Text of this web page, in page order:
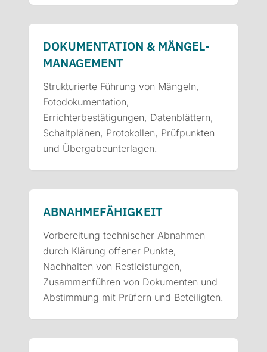
DOKUMENTATION & MÄNGEL­
MANAGEMENT
Strukturierte Führung von Mängeln,
Fotodokumentation,
Errichterbestätigungen, Datenblättern,
Schaltplänen, Protokollen, Prüfpunkten
und Übergabeunterlagen.
ABNAHME­FÄHIGKEIT
Vorbereitung technischer Abnahmen
durch Klärung offener Punkte,
Nachhalten von Restleistungen,
Zusammenführen von Dokumenten und
Abstimmung mit Prüfern und Beteiligten.